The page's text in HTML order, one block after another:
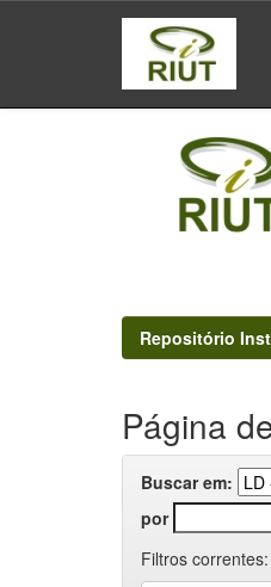
navigation
Repositório
Página
Buscar em:
por
Filtros correntes: